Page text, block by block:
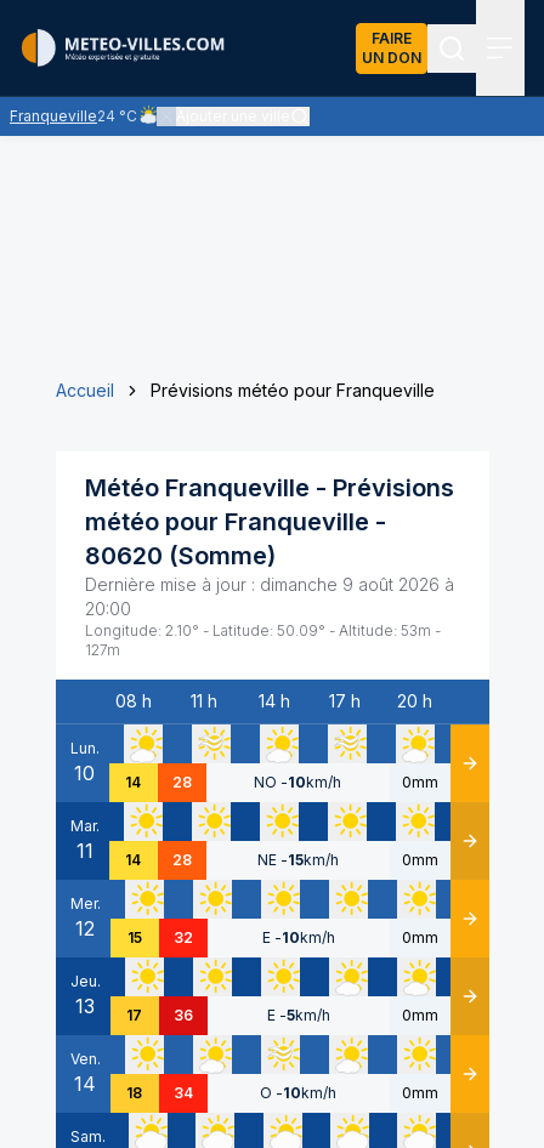
FAIRE
UN DON
Franqueville24 °C
Ciel nuageux - les éclaircies et les nuages se partagent
Accueil Prévisions météo pour Franqueville
Météo Franqueville - Prévisions
météo pour Franqueville -
80620 (Somme)
Dernière mise à jour : dimanche 9 août 2026 à
20:00
Longitude: 2.10° - Latitude: 50.09° - Altitude: 53m -
127m
Date
08 h 11 h 14 h 17 h 20 h
Lun.
10 14 28 NO -10km/h 0mm Détails
Mar.
11 14 28 NE -15km/h 0mm Détails
Mer.
12 15 32 E -10km/h 0mm Détails
Jeu.
13 17 36 E -5km/h 0mm Détails
Ven.
14 18 34 O -10km/h 0mm Détails
Sam.